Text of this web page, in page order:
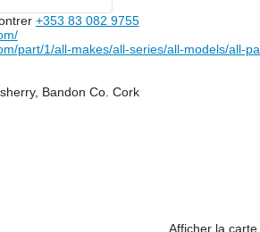
+353 83 082 9755
part/1/all-makes/all-series/all-models/all-
Bandon Co. Cork
Afficher la carte